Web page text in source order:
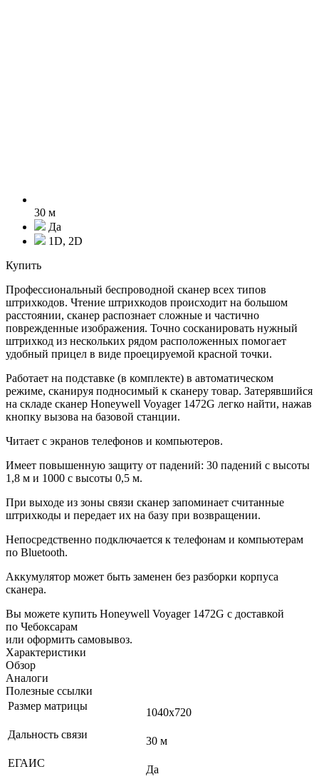
30 м
Да
1D, 2D
Купить
Профессиональный беспроводной сканер всех типов
штрихкодов. Чтение штрихкодов происходит на большом
расстоянии, сканер распознает сложные и частично
поврежденные изображения. Точно сосканировать нужный
штрихкод из нескольких рядом расположенных помогает
удобный прицел в виде проецируемой красной точки.
Работает на подставке (в комплекте) в автоматическом
режиме, сканируя подносимый к сканеру товар. Затерявшийся
на складе сканер Honeywell Voyager 1472G легко найти, нажав
кнопку вызова на базовой станции.
Читает с экранов телефонов и компьютеров.
Имеет повышенную защиту от падений: 30 падений с высоты
1,8 м и 1000 с высоты 0,5 м.
При выходе из зоны связи сканер запоминает считанные
штрихкоды и передает их на базу при возвращении.
Непосредственно подключается к телефонам и компьютерам
по Bluetooth.
Аккумулятор может быть заменен без разборки корпуса
сканера.
Вы можете купить Honeywell Voyager 1472G с доставкой
по Чебоксарам
или оформить самовывоз.
Характеристики
Обзор
Аналоги
Полезные ссылки
Размер матрицы
1040х720
Дальность связи
30 м
ЕГАИС
Да